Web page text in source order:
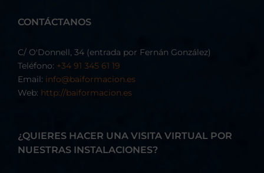
CONTÁCTANOS
C/ O'Donnell, 34 (entrada por Fernán González)
Teléfono: +34 91 345 61 19
Email: info@baiformacion.es
Web: http://baiformacion.es
¿QUIERES HACER UNA VISITA VIRTUAL POR
NUESTRAS INSTALACIONES?